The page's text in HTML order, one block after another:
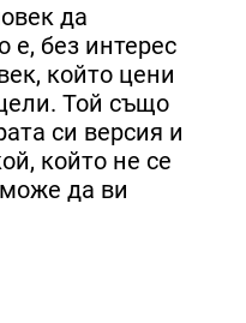
да
е, без интерес
който цени
Той също
си версия и
който не се
да ви